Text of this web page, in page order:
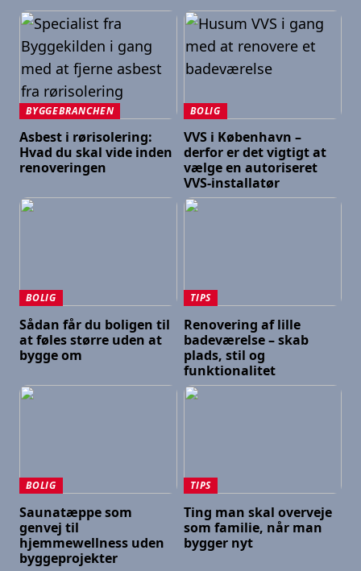
BYGGEBRANCHEN
Asbest i rørisolering:
Hvad du skal vide inden
renoveringen
BOLIG
VVS i København –
derfor er det vigtigt at
vælge en autoriseret
VVS-installatør
BOLIG
Sådan får du boligen til
at føles større uden at
bygge om
TIPS
Renovering af lille
badeværelse – skab
plads, stil og
funktionalitet
BOLIG
Saunatæppe som
genvej til
hjemmewellness uden
byggeprojekter
TIPS
Ting man skal overveje
som familie, når man
bygger nyt